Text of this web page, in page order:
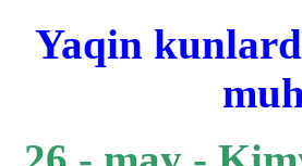
Yaqin